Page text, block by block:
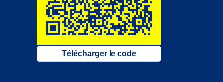
Télécharger le code